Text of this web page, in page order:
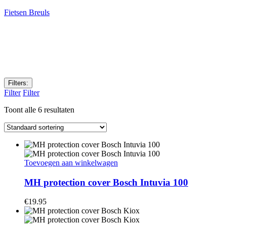
Fietsen Breuls
Filters:
Filter Filter
Toont alle 6 resultaten
Toevoegen aan winkelwagen
MH protection cover Bosch Intuvia 100
€19.95